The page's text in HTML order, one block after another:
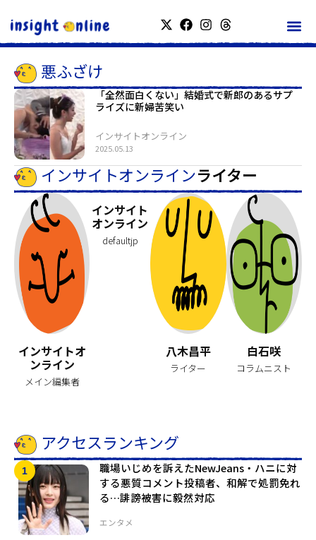
悪ふざけ
「全然面白くない」結婚式で新郎のあるサプ
ライズに新婦苦笑い
2025.05.13
インサイトオンライン
インサイトオンラインライター
インサイトオ
ンライン
メイン編集者
インサイト
オンライン
defaultjp
八木昌平
ライター
白石咲
コラムニスト
アクセスランキング
エンタメ
職場いじめを訴えたNewJeans・ハニに対
する悪質コメント投稿者、和解で処罰免れ
る…誹謗被害に毅然対応